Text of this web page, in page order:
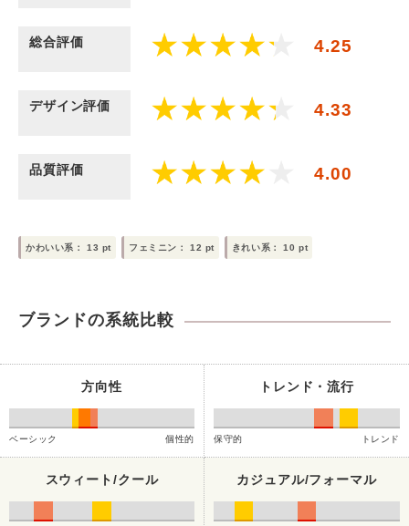
総合評価 4.25
デザイン評価 4.33
品質評価 4.00
かわいい系：13 pt フェミニン： 12 pt きれい系：10pt
ブランドの系統比較
方向性
ベーシック 個性的
トレンド・流行
保守的 トレンド
スウィート/クール カジュアル/フォーマル